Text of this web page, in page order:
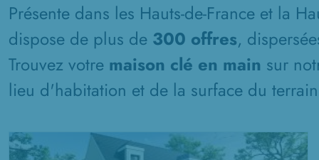
Présente dans les Hauts-de-France et la
dispose de plus de 300 offres,
Trouvez votre maison clé en main sur
lieu d'habitation et de la surface du